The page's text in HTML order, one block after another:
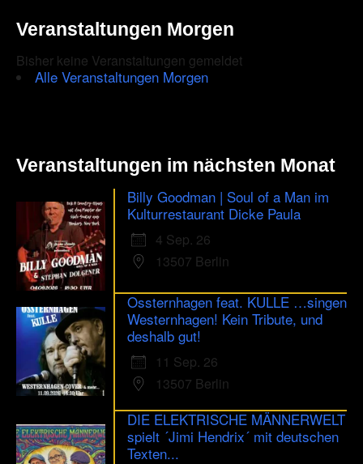
Veranstaltungen Morgen
Bisher keine Veranstaltungen gemeldet
Alle Veranstaltungen Morgen
Veranstaltungen im nächsten Monat
Billy Goodman | Soul of a Man im
Kulturrestaurant Dicke Paula
4 Sep. 26
13507 Berlin
Ossternhagen feat. KULLE …singen
Westernhagen! Kein Tribute, und
deshalb gut!
11 Sep. 26
13507 Berlin
DIE ELEKTRISCHE MÄNNERWELT
spielt ´Jimi Hendrix´ mit deutschen
Texten...